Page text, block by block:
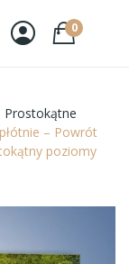
0
Prostokątne
– Powrót
poziomy